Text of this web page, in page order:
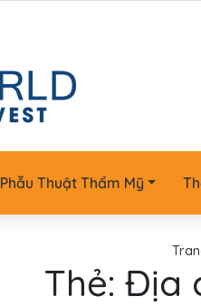
Phẫu Thuật Thẩm Mỹ
Thẻ: Địa